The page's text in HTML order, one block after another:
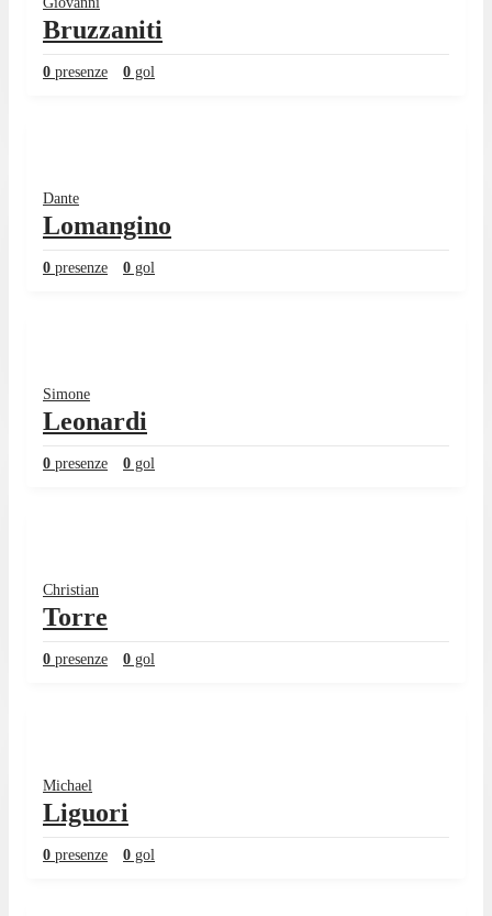
Bruzzaniti
0 presenze 0 gol
Dante
Lomangino
0 presenze 0 gol
Simone
Leonardi
0 presenze 0 gol
Christian
Torre
0 presenze 0 gol
Michael
Liguori
0 presenze 0 gol